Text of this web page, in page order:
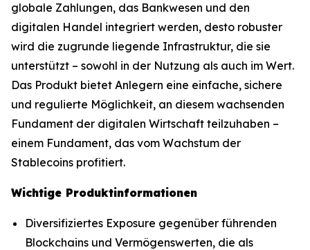
globale Zahlungen, das Bankwesen und den
digitalen Handel integriert werden, desto robuster
wird die zugrunde liegende Infrastruktur, die sie
unterstützt – sowohl in der Nutzung als auch im Wert.
Das Produkt bietet Anlegern eine einfache, sichere
und regulierte Möglichkeit, an diesem wachsenden
Fundament der digitalen Wirtschaft teilzuhaben –
einem Fundament, das vom Wachstum der
Stablecoins profitiert.
Wichtige Produktinformationen
Diversifiziertes Exposure gegenüber führenden
Blockchains und Vermögenswerten, die als